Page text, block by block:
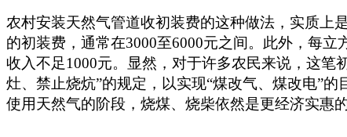
农村安装天然气管道收初装费的这种做法，实质上
的初装费，通常在3000至6000元之间。此外，每
收入不足1000元。显然，对于许多农民来说，这笔
灶、禁止烧炕”的规定，以实现“煤改气、煤改电”
使用天然气的阶段，烧煤、烧柴依然是更经济实惠的